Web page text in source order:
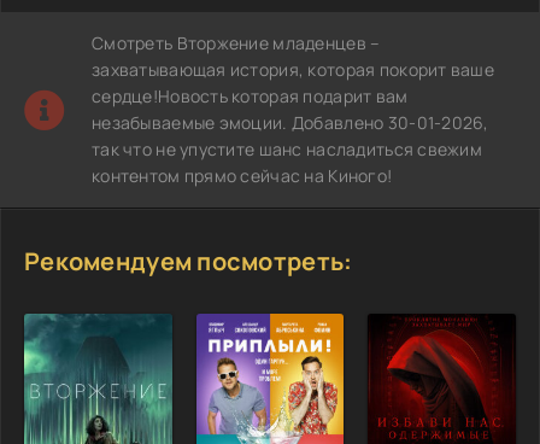
Смотреть Вторжение младенцев –
захватывающая история, которая покорит ваше
сердце!Новость которая подарит вам
незабываемые эмоции. Добавлено 30-01-2026,
так что не упустите шанс насладиться свежим
контентом прямо сейчас на Киного!
Рекомендуем посмотреть: